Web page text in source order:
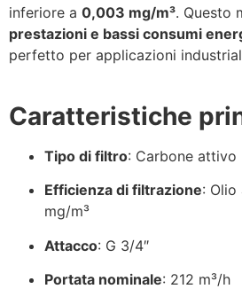
inferiore a 0,003 mg/m³. Questo
prestazioni e bassi consumi
perfetto per applicazioni
Caratteristiche
Tipo di filtro: Carbone attivo
Efficienza di filtrazione: Olio
mg/m³
Attacco: G 3/4″
Portata nominale: 212 m³/h